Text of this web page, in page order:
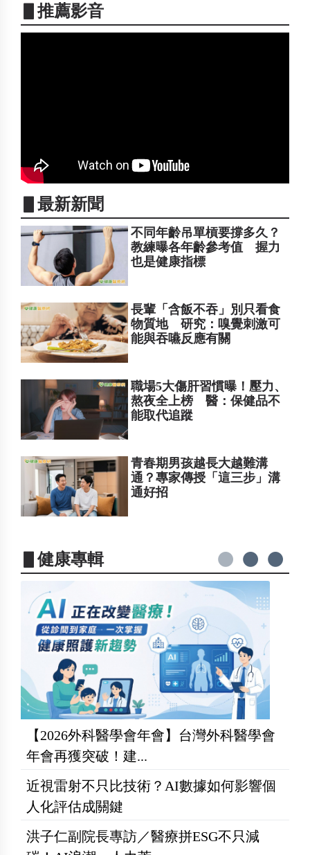
▋推薦影音
▋最新新聞
不同年齡吊單槓要撐多久？
教練曝各年齡參考值 握力
也是健康指標
長輩「含飯不吞」別只看食
物質地 研究：嗅覺刺激可
能與吞嚥反應有關
職場5大傷肝習慣曝！壓力、
熬夜全上榜 醫：保健品不
能取代追蹤
青春期男孩越長大越難溝
通？專家傳授「這三步」溝
通好招
▋健康專輯
【2026外科醫學會年會】台灣外科醫學會
年會再獲突破！建...
近視雷射不只比技術？AI數據如何影響個
人化評估成關鍵
洪子仁副院長專訪／醫療拼ESG不只減